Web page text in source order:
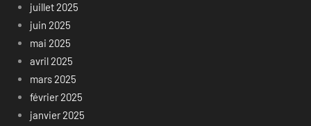
juillet 2025
juin 2025
mai 2025
avril 2025
mars 2025
février 2025
janvier 2025